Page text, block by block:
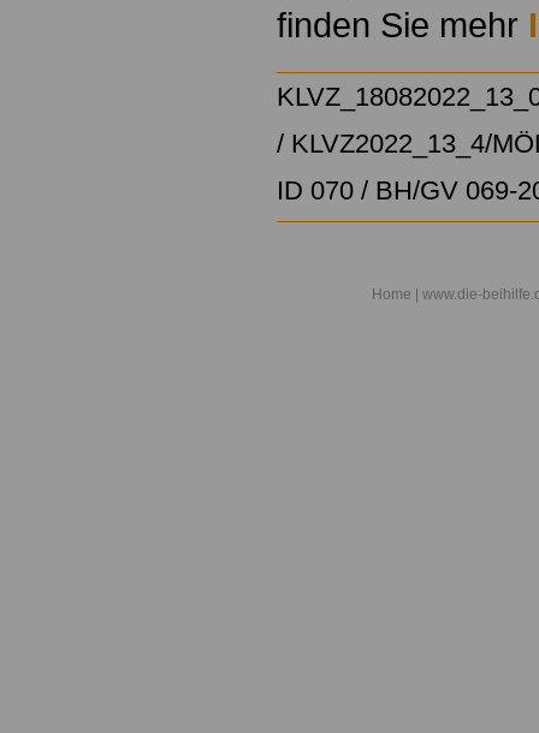
finden Sie mehr
/ KLVZ2022_13_4/
ID 070 / BH/GV 069-
Home | www.die-